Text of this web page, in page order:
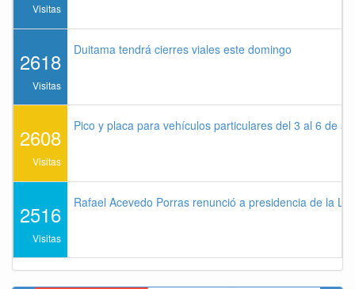
Visitas
2618
Visitas
Duitama tendrá cierres viales este domingo
2608
Visitas
Pico y placa para vehículos particulares del 3 al 6 de
2516
Visitas
Rafael Acevedo Porras renunció a presidencia de la